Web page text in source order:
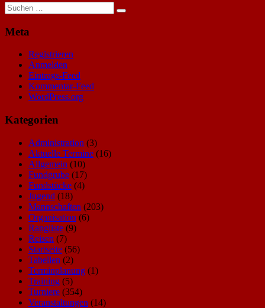
Suchen
nach:
Suchen
Meta
Registrieren
Anmelden
Eintrags-Feed
Kommentar-Feed
WordPress.org
Kategorien
Administration (3)
Aktuelle Termine (16)
Allgemein (10)
Fundgrube (17)
Fundstücke (4)
Jugend (18)
Mannschaften (203)
Organisation (6)
Rangliste (9)
Reisen (7)
Startseite (56)
Tabellen (2)
Terminplanung (1)
Training (5)
Turniere (354)
Veranstaltungen (14)